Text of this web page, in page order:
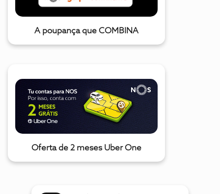
A poupança que COMBINA
Oferta de 2 meses Uber One